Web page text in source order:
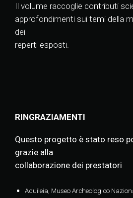
Il volume raccoglie contributi
approfondimenti sui temi della
dei
reperti esposti.
RINGRAZIAMENTI
Questo progetto è stato reso
grazie alla
collaborazione dei prestatori
Aquileia, Museo Archeologico